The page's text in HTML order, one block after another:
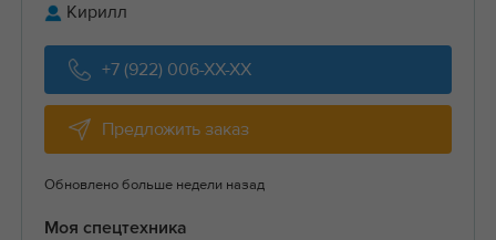
Кирилл
+7 (922) 006-XX-XX
Предложить заказ
Обновлено больше недели назад
Моя спецтехника